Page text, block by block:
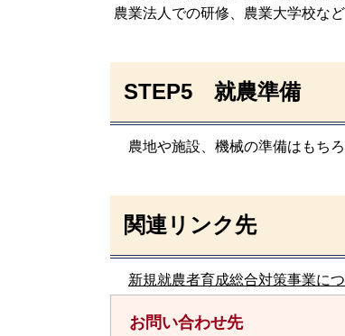
農業法人での研修、農業大学校な
STEP5 就農準備
農地や施設、機械の準備はもち
関連リンク先
新規就農者育成総合対策事業に
お問い合わせ先